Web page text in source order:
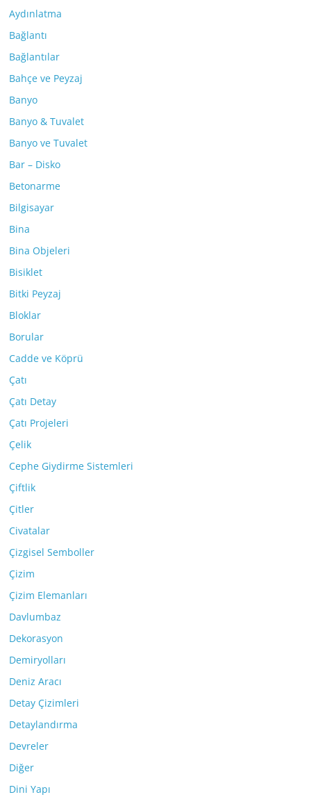
Aydınlatma
Bağlantı
Bağlantılar
Bahçe ve Peyzaj
Banyo
Banyo & Tuvalet
Banyo ve Tuvalet
Bar – Disko
Betonarme
Bilgisayar
Bina
Bina Objeleri
Bisiklet
Bitki Peyzaj
Bloklar
Borular
Cadde ve Köprü
Çatı
Çatı Detay
Çatı Projeleri
Çelik
Cephe Giydirme Sistemleri
Çiftlik
Çitler
Civatalar
Çizgisel Semboller
Çizim
Çizim Elemanları
Davlumbaz
Dekorasyon
Demiryolları
Deniz Aracı
Detay Çizimleri
Detaylandırma
Devreler
Diğer
Dini Yapı